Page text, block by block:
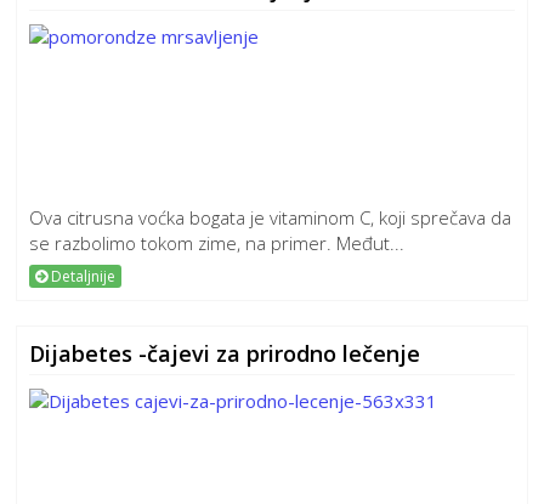
Ova citrusna voćka bogata je vitaminom C, koji sprečava da
se razbolimo tokom zime, na primer. Međut...
Detaljnije
Dijabetes -čajevi za prirodno lečenje